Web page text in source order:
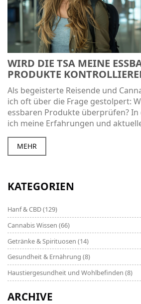
WIRD DIE TSA MEINE
PRODUKTE
Als begeisterte Reisende und
ich oft über die Frage gestolpert:
essbaren Produkte überprüfen?
ich meine Erfahrungen und
diesem Thema. Entdecken Sie, wie
Kontrollen sind und ob sie auf
Cannabisprodukte abzielen. Es ist
dieser Reise zur Klärung dieser
MEHR
KATEGORIEN
Hanf & CBD(129)
Cannabis Wissen (66)
Getränke & Spirituosen (14)
Gesundheit & Ernährung (8)
Haustiergesundheit und Wohlbefinden (8)
ARCHIVE